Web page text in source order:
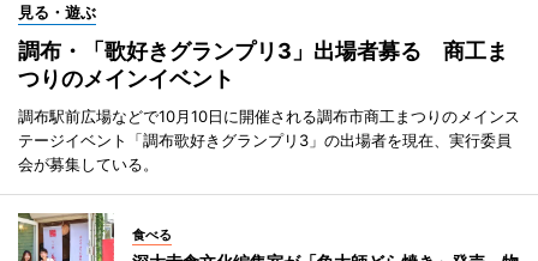
見る・遊ぶ
調布・「歌好きグランプリ3」出場者募る 商工ま
つりのメインイベント
調布駅前広場などで10月10日に開催される調布市商工まつりのメインス
テージイベント「調布歌好きグランプリ3」の出場者を現在、実行委員
会が募集している。
食べる